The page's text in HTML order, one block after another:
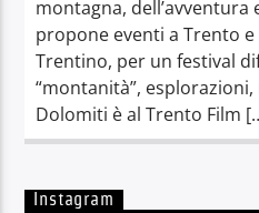
montagna, dell’avventura
propone eventi a Trento
Trentino, per un festival
“montanità”,
Dolomiti è al Trento Film
Instagram